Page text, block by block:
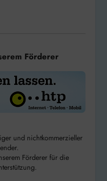
Förderer
und nichtkommerzieller
Förderer für die